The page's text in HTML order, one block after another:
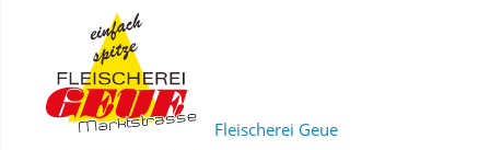
Fleischerei Geue